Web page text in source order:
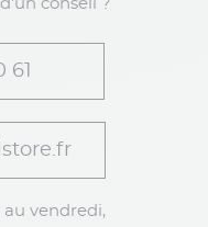
conseil ?
au vendredi,